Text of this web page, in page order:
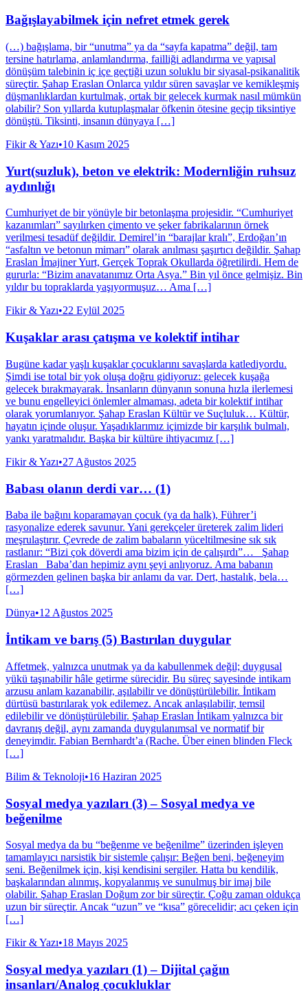
Bağışlayabilmek için nefret etmek gerek
(…) bağışlama, bir “unutma” ya da “sayfa kapatma” değil, tam
tersine hatırlama, anlamlandırma, failliği adlandırma ve yapısal
dönüşüm talebinin iç içe geçtiği uzun soluklu bir siyasal-psikanalitik
süreçtir. Şahap Eraslan Onlarca yıldır süren savaşlar ve kemikleşmiş
düşmanlıklardan kurtulmak, ortak bir gelecek kurmak nasıl mümkün
olabilir? Son yıllarda kutuplaşmalar öfkenin ötesine geçip tiksintiye
dönüştü. Tiksinti, insanın dünyaya […]
Fikir & Yazı•10 Kasım 2025
Yurt(suzluk), beton ve elektrik: Modernliğin ruhsuz
aydınlığı
Cumhuriyet de bir yönüyle bir betonlaşma projesidir. “Cumhuriyet
kazanımları” sayılırken çimento ve şeker fabrikalarının örnek
verilmesi tesadüf değildir. Demirel’in “barajlar kralı”, Erdoğan’ın
“asfaltın ve betonun mimarı” olarak anılması şaşırtıcı değildir. Şahap
Eraslan İmajiner Yurt, Gerçek Toprak Okullarda öğretilirdi. Hem de
gururla: “Bizim anavatanımız Orta Asya.” Bin yıl önce gelmişiz. Bin
yıldır bu topraklarda yaşıyormuşuz… Ama […]
Fikir & Yazı•22 Eylül 2025
Kuşaklar arası çatışma ve kolektif intihar
Bugüne kadar yaşlı kuşaklar çocuklarını savaşlarda katlediyordu.
Şimdi ise total bir yok oluşa doğru gidiyoruz: gelecek kuşağa
gelecek bırakmayarak. İnsanların dünyanın sonuna hızla ilerlemesi
ve bunu engelleyici önlemler almaması, adeta bir kolektif intihar
olarak yorumlanıyor. Şahap Eraslan Kültür ve Suçluluk… Kültür,
hayatın içinde oluşur. Yaşadıklarımız içimizde bir karşılık bulmalı,
yankı yaratmalıdır. Başka bir kültüre ihtiyacımız […]
Fikir & Yazı•27 Ağustos 2025
Babası olanın derdi var… (1)
Baba ile bağını koparamayan çocuk (ya da halk), Führer’i
rasyonalize ederek savunur. Yani gerekçeler üreterek zalim lideri
meşrulaştırır. Çevrede de zalim babaların yüceltilmesine sık sık
rastlanır: “Bizi çok döverdi ama bizim için de çalışırdı”… Şahap
Eraslan Baba’dan hepimiz aynı şeyi anlıyoruz. Ama babanın
görmezden gelinen başka bir anlamı da var. Dert, hastalık, bela…
[…]
Dünya•12 Ağustos 2025
İntikam ve barış (5) Bastırılan duygular
Affetmek, yalnızca unutmak ya da kabullenmek değil; duygusal
yükü taşınabilir hâle getirme sürecidir. Bu süreç sayesinde intikam
arzusu anlam kazanabilir, aşılabilir ve dönüştürülebilir. İntikam
dürtüsü bastırılarak yok edilemez. Ancak anlaşılabilir, temsil
edilebilir ve dönüştürülebilir. Şahap Eraslan İntikam yalnızca bir
davranış değil, aynı zamanda duygulanımsal ve normatif bir
deneyimdir. Fabian Bernhardt’a (Rache. Über einen blinden Fleck
[…]
Bilim & Teknoloji•16 Haziran 2025
Sosyal medya yazıları (3) – Sosyal medya ve
beğenilme
Sosyal medya da bu “beğenme ve beğenilme” üzerinden işleyen
tamamlayıcı narsistik bir sistemle çalışır: Beğen beni, beğeneyim
seni. Beğenilmek için, kişi kendisini sergiler. Hatta bu kendilik,
başkalarından alınmış, kopyalanmış ve sunulmuş bir imaj bile
olabilir. Şahap Eraslan Doğum zor bir süreçtir. Çoğu zaman oldukça
uzun bir süreçtir. Ancak “uzun” ve “kısa” görecelidir; acı çeken için
[…]
Fikir & Yazı•18 Mayıs 2025
Sosyal medya yazıları (1) – Dijital çağın
insanları/Analog çocukluklar